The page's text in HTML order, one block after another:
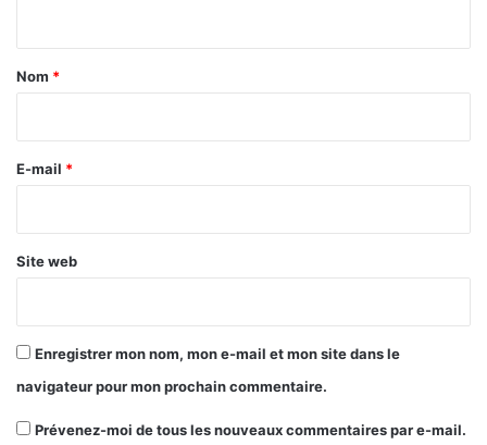
a
e
Nom *
E-mail *
Site web
Enregistrer mon nom, mon e-mail et mon site dans le
navigateur pour mon prochain commentaire.
Prévenez-moi de tous les nouveaux commentaires par e-mail.